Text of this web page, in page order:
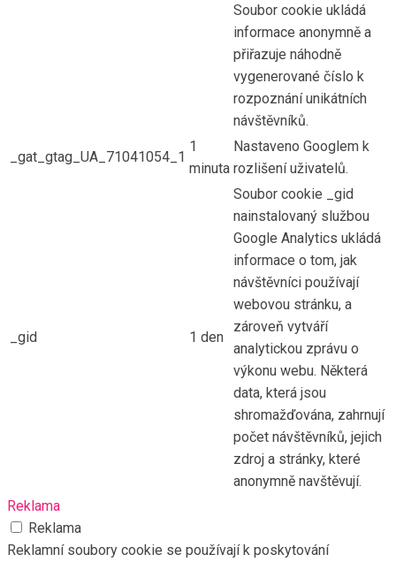
Soubor cookie ukládá
informace anonymně a
přiřazuje náhodně
vygenerované číslo k
rozpoznání unikátních
návštěvníků.
_gat_gtag_UA_71041054_1
1
minuta
Nastaveno Googlem k
rozlišení uživatelů.
_gid 1 den
Soubor cookie _gid
nainstalovaný službou
Google Analytics ukládá
informace o tom, jak
návštěvníci používají
webovou stránku, a
zároveň vytváří
analytickou zprávu o
výkonu webu. Některá
data, která jsou
shromažďována, zahrnují
počet návštěvníků, jejich
zdroj a stránky, které
anonymně navštěvují.
Reklama
Reklama
Reklamní soubory cookie se používají k poskytování